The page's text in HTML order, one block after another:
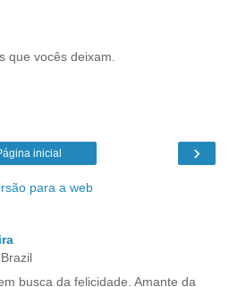
que vocês deixam.
›
inicial
para a web
busca da felicidade. Amante da